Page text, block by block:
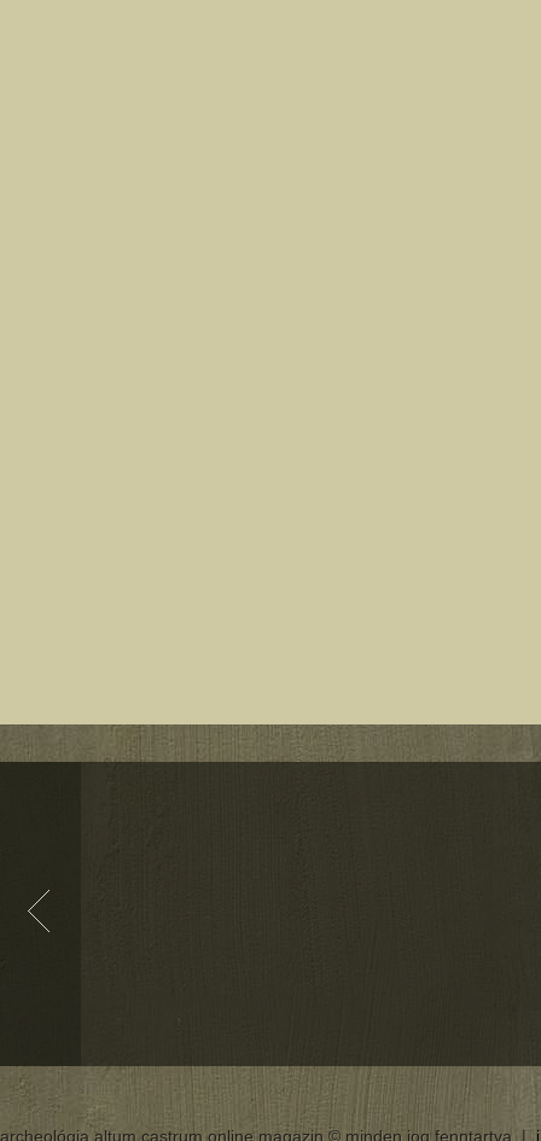
archeológia altum castrum online magazin © minden jog fenntartva |